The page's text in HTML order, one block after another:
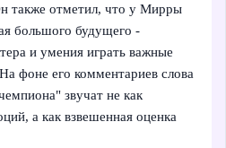
также отметил, что у Мирры
большого будущего -
и умения играть важные
фоне его комментариев слова
звучат не как
а как взвешенная оценка